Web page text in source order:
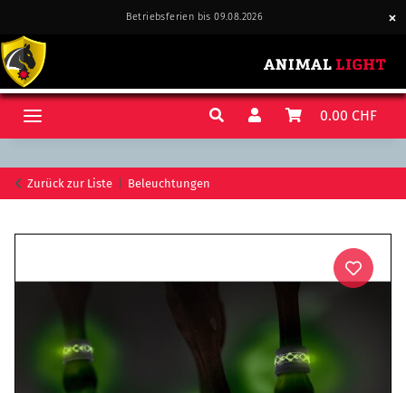
Betriebsferien bis 09.08.2026
0.00 CHF
Zurück zur Liste Beleuchtungen